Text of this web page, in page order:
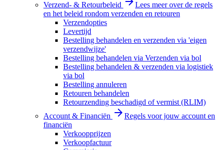
Verzend- & Retourbeleid
Lees meer over de regels
en het beleid rondom verzenden en retouren
Verzendopties
Levertijd
Bestelling behandelen en verzenden via 'eigen
verzendwijze'
Bestelling behandelen via Verzenden via bol
Bestelling behandelen & verzenden via logistiek
via bol
Bestelling annuleren
Retouren behandelen
Retourzending beschadigd of vermist (RLIM)
Account & Financiën
Regels voor jouw account en
financiën
Verkoopprijzen
Verkoopfactuur